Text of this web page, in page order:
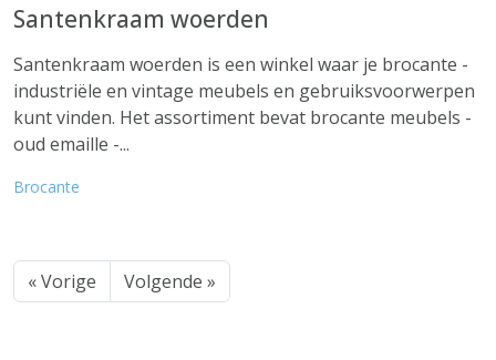
Santenkraam woerden
Santenkraam woerden is een winkel waar je brocante -
industriële en vintage meubels en gebruiksvoorwerpen
kunt vinden. Het assortiment bevat brocante meubels -
oud emaille -...
Brocante
« Vorige Volgende »